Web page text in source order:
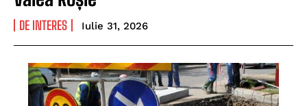
DE INTERES Iulie 31, 2026